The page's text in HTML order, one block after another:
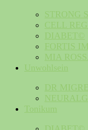
STRONG
CELL
DIABET©
FORTIS
MIA
Unwohlsein
DR
Tonikum